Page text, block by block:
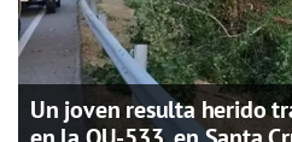
Un joven resulta herido